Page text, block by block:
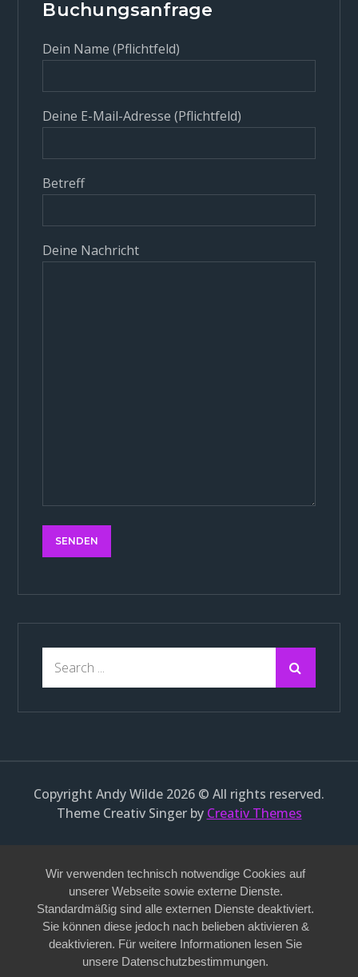
Buchungsanfrage
Dein Name (Pflichtfeld)
Deine E-Mail-Adresse (Pflichtfeld)
Betreff
Deine Nachricht
Copyright Andy Wilde 2026 © All rights reserved.
Theme Creativ Singer by Creativ Themes
Wir verwenden technisch notwendige Cookies auf
unserer Webseite sowie externe Dienste.
Standardmäßig sind alle externen Dienste deaktiviert.
Sie können diese jedoch nach belieben aktivieren &
deaktivieren. Für weitere Informationen lesen Sie
unsere Datenschutzbestimmungen.